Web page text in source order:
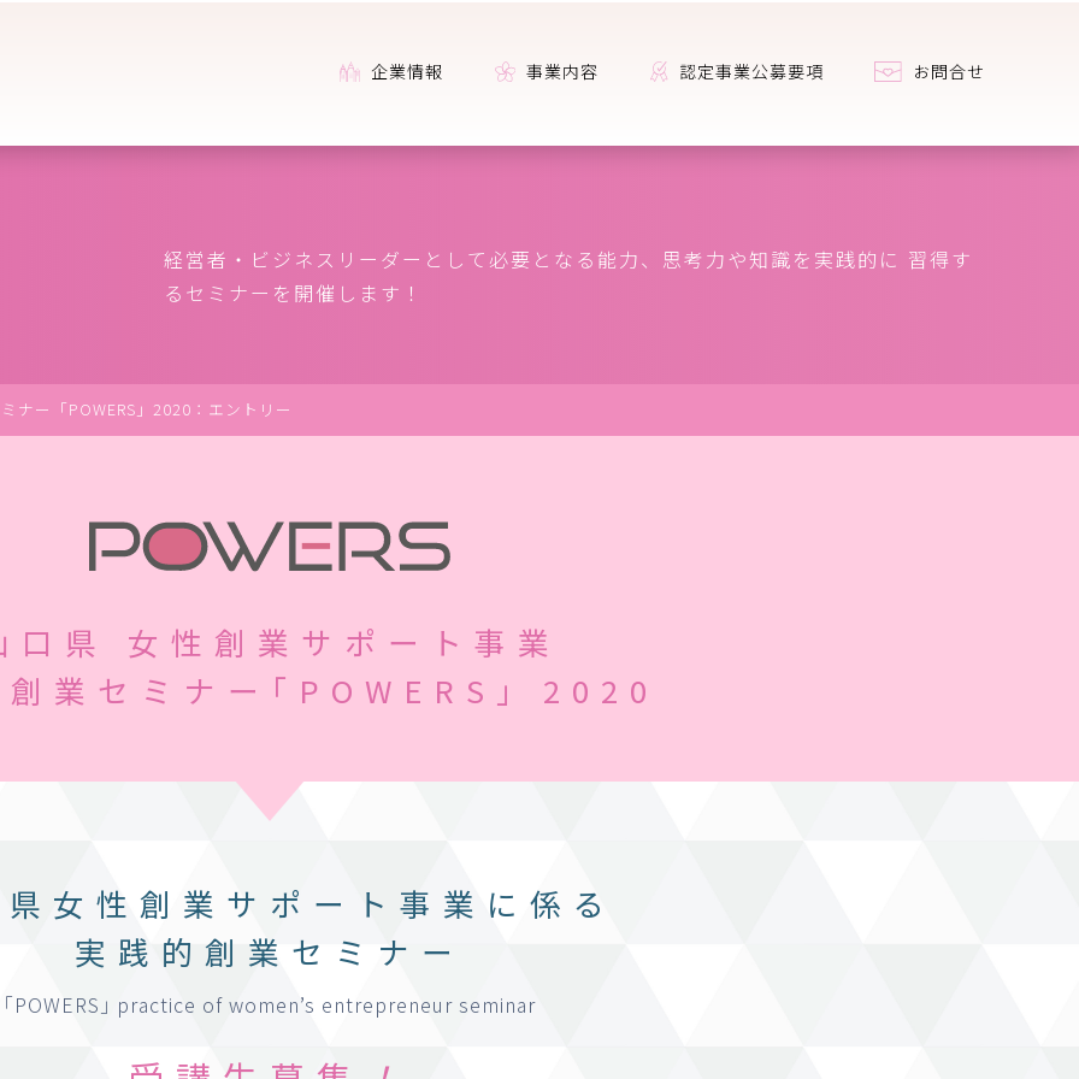
企業情報 事業内容 認定事業公募要項 お問合せ
経営者・ビジネスリーダーとして必要となる能力、思考力や知識を実践的に 習得す
るセミナーを開催します！
ナー「POWERS」2020：エントリー
口県 女性創業サポート事業
業セミナー ｢POWERS｣ 2020
女性創業 サポート事業に係る
実践的創業セミナー
｢POWERS｣ practice of women’s entrepreneur seminar